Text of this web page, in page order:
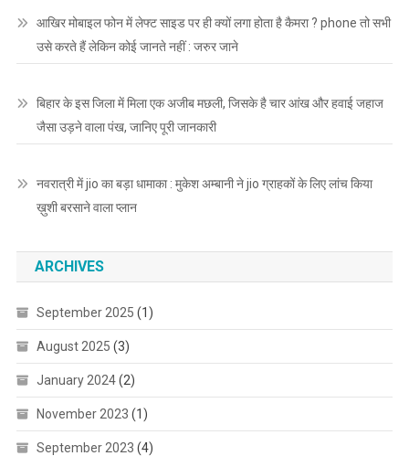
आखिर मोबाइल फोन में लेफ्ट साइड पर ही क्यों लगा होता है कैमरा ? phone तो सभी
उसे करते हैं लेकिन कोई जानते नहीं : जरुर जाने
बिहार के इस जिला में मिला एक अजीब मछली, जिसके है चार आंख और हवाई जहाज
जैसा उड़ने वाला पंख, जानिए पूरी जानकारी
नवरात्री में jio का बड़ा धामाका : मुकेश अम्बानी ने jio ग्राहकों के लिए लांच किया
ख़ुशी बरसाने वाला प्लान
ARCHIVES
September 2025 (1)
August 2025 (3)
January 2024(2)
November 2023 (1)
September 2023 (4)